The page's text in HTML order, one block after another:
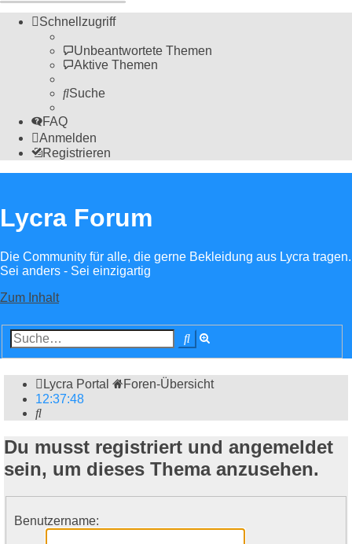
Schnellzugriff
Unbeantwortete Themen
Aktive Themen
Suche
FAQ
Anmelden
Registrieren
Lycra Forum
Die Community für alle, die gerne Bekleidung aus Lycra tragen.
Sei anders - Sei einzigartig
Zum Inhalt
Suche
Lycra Portal
Foren-Übersicht
12:37:48
Suche
Du musst registriert und angemeldet
sein, um dieses Thema anzusehen.
Benutzername: